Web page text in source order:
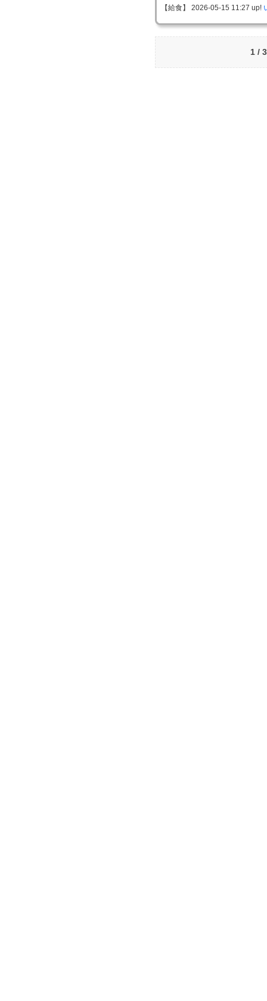
【給食】 2026-05-15 11:27 up!
1 /